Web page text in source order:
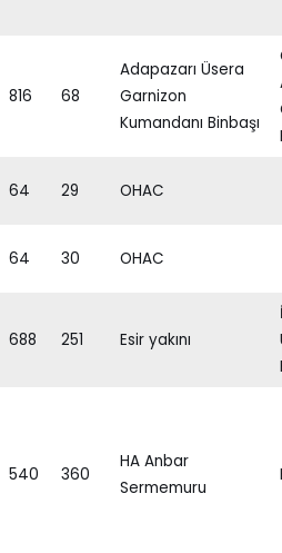
816 68
Adapazarı Üsera
Garnizon
Kumandanı Binbaşı
64 29 OHAC
64 30 OHAC
688 251 Esir yakını
540 360
HA Anbar
Sermemuru